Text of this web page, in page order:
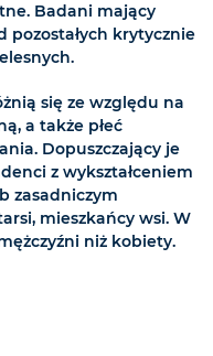
Badani mający
pozostałych krytycznie
się ze względu na
a także płeć
Dopuszczający je
z wykształceniem
zasadniczym
mieszkańcy wsi. W
niż kobiety.